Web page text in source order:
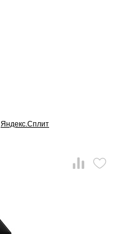
Яндекс.Сплит